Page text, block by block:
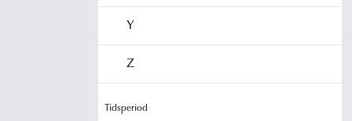
Y
Z
Tidsperiod